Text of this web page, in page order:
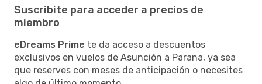
Suscribite para acceder a precios de
miembro
eDreams Prime te da acceso a descuentos
exclusivos en vuelos de Asunción a Parana, ya sea
que reserves con meses de anticipación o necesites